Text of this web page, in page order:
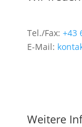
Tel./Fax: +43
E-Mail:
Weitere